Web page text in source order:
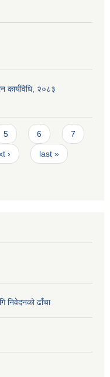
कार्यविधि, २०८३
5 6 7
› last »
निवेदनको ढाँचा